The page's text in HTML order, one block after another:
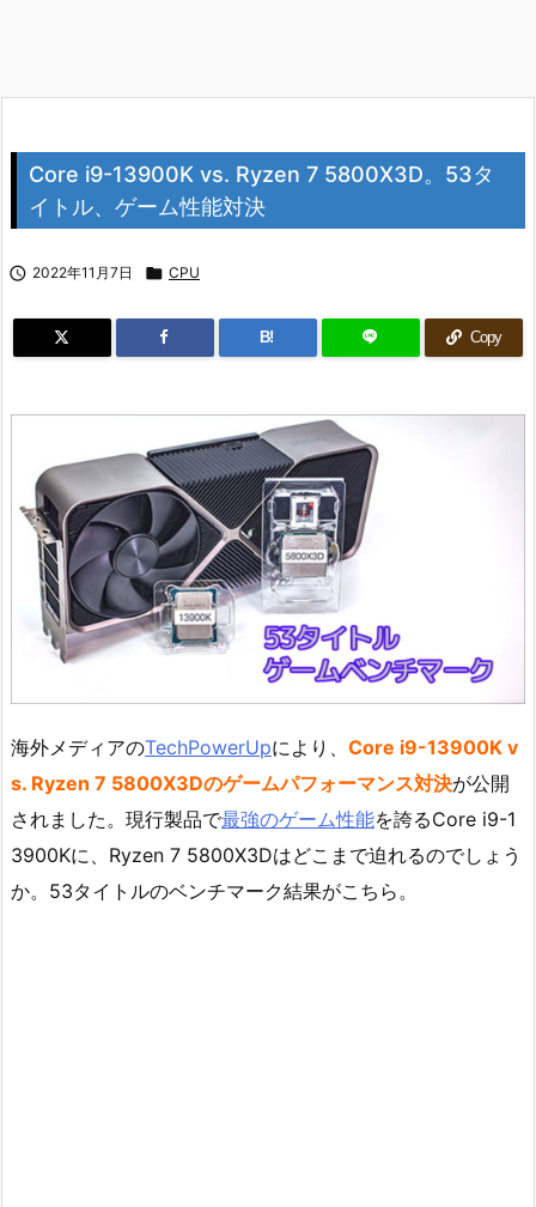
Core i9-13900K vs. Ryzen 7 5800X3D。53タ
イトル、ゲーム性能対決
 2022年11月7日  CPU
B! Copy
海外メディアのTechPowerUpにより、 Core i9-13900K v
s. Ryzen 7 5800X3Dのゲームパフォーマンス対決が公開
されました。現行製品で最強のゲーム性能を誇るCore i9-1
3900Kに、Ryzen 7 5800X3Dはどこまで迫れるのでしょう
か。53タイトルのベンチマーク結果がこちら。